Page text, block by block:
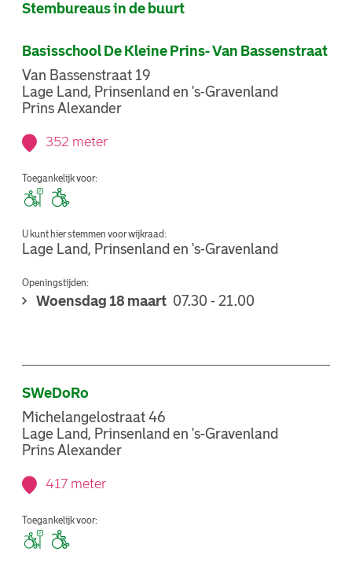
Stembureaus in de buurt
Basisschool De Kleine Prins- Van Bassenstraat
Van Bassenstraat 19
Lage Land, Prinsenland en 's-Gravenland
Prins Alexander
352 meter
Toegankelijk voor:
U kunt hier stemmen voor wijkraad:
Lage Land, Prinsenland en 's-Gravenland
Openingstijden:
Woensdag 18 maart 07.30 - 21.00
SWeDoRo
Michelangelostraat 46
Lage Land, Prinsenland en 's-Gravenland
Prins Alexander
417 meter
Toegankelijk voor: